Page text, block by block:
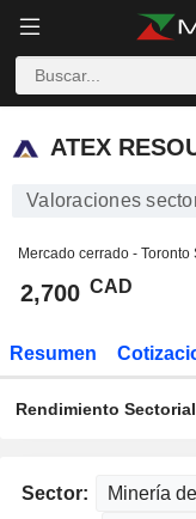
ATEX
ATEX
Valoraciones
Mercado cerrado - Toronto
2,700 CAD
Resumen
Rendimiento Sectorial
Sector: